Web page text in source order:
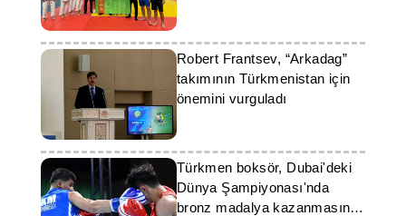
Robert Frantsev, “Arkadag”
takımının Türkmenistan için
önemini vurguladı
Türkmen boksör, Dubai'deki
Dünya Şampiyonası'nda
bronz madalya kazanmasında